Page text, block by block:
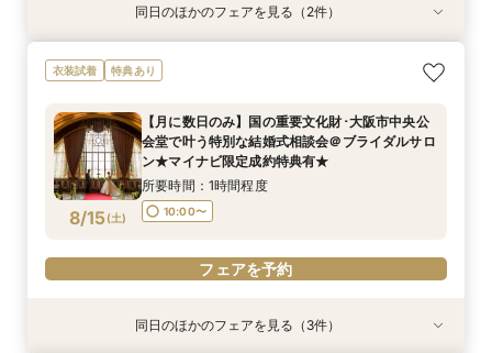
特典あり
8/14(金
【フォト相談会】国の重要文化財･大阪市中央公
会堂で叶えるフォトウエディング相談会＠ブライ
所要時間：1時間程度
10:00〜
フェアを予約
8/14(金
【月に数日のみ】国の重要文化財･大阪市中央公
会堂で叶う特別な結婚式相談会＠オンライン★マ
所要時間：1時間程度
11:00〜
フェアを予約
同日のほかのフェアを見る（2件）
衣装試着 特典あり
8/15(土)
【月に数日のみ】国の重要文化財･大阪市中央公
会堂で叶う特別な結婚式相談会＠ブライダルサロ
ン★マイナビ限定成約特典有★
所要時間：1時間程度
10:00〜
フェアを予約
特典あり
特典あり同日のほかのフェアを見る（3件）